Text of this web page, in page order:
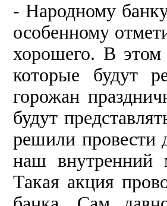
- Народному
особенному
хо­рошего. В этом
которые будут
горожан
будут
реши­ли провести
наш внутренний
Такая акция